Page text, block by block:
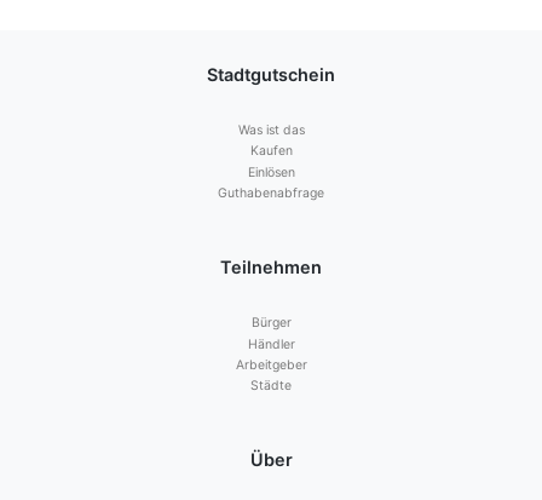
Stadtgutschein
Was ist das
Kaufen
Einlösen
Guthabenabfrage
Teilnehmen
Bürger
Händler
Arbeitgeber
Städte
Über